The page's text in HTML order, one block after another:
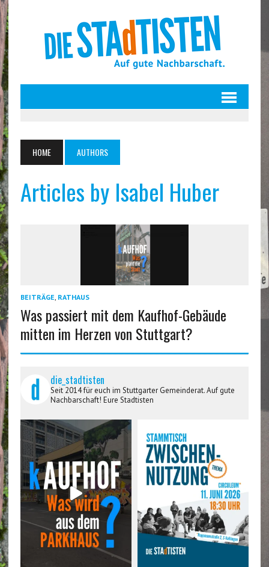
HOME AUTHORS
Articles by Isabel Huber
BEITRÄGE, RATHAUS
Was passiert mit dem Kaufhof-Gebäude
mitten im Herzen von Stuttgart?
die_stadtisten
Seit 2014 für euch im Stuttgarter Gemeinderat. Auf gute
Nachbarschaft! Eure Stadtisten